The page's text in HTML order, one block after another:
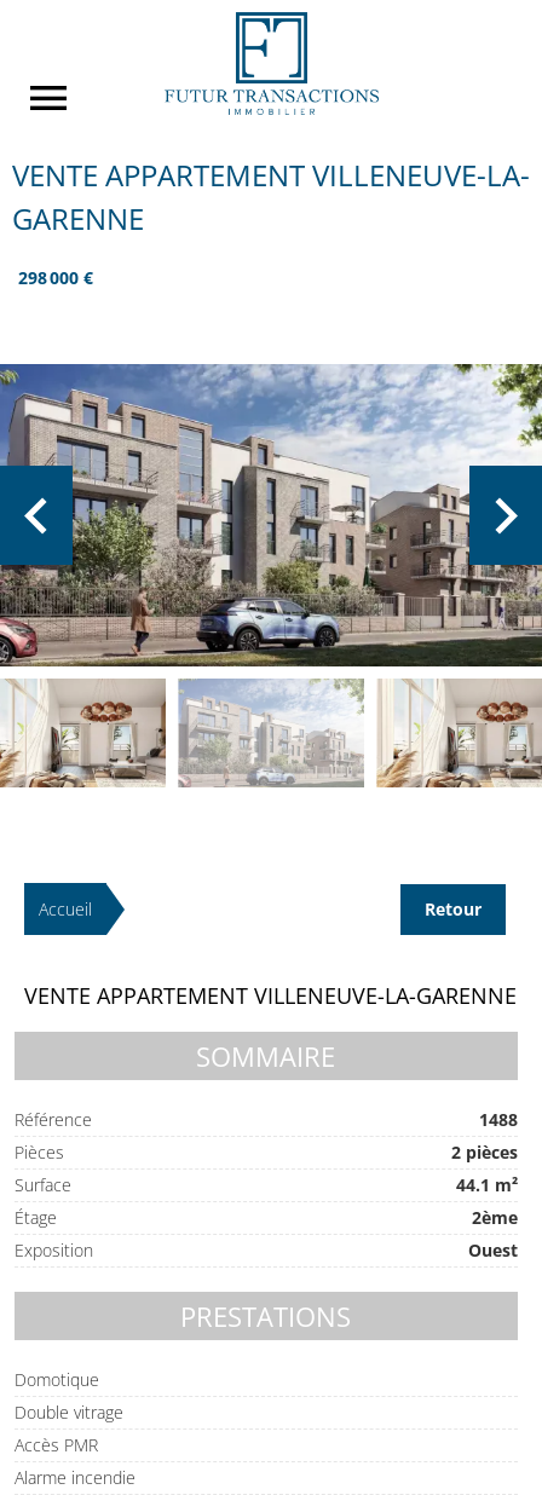
VENTE APPARTEMENT VILLENEUVE-LA-
GARENNE
298 000 €
Accueil Retour
VENTE APPARTEMENT VILLENEUVE-LA-GARENNE
SOMMAIRE
Référence
1488
Pièces
2 pièces
Surface
44.1 m²
Étage
2ème
Exposition
Ouest
PRESTATIONS
Domotique
Double vitrage
Accès PMR
Alarme incendie